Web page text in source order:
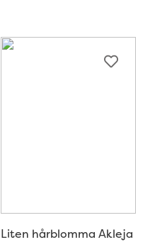
Liten hårblomma Akleja